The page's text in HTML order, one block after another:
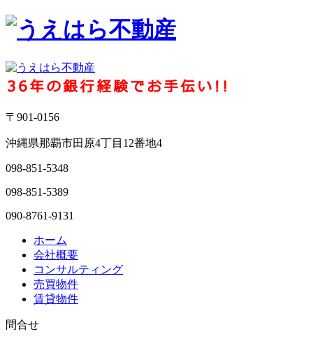
〒901-0156
沖縄県那覇市田原4丁目12番地4
098-851-5348
098-851-5389
090-8761-9131
ホーム
会社概要
コンサルティング
売買物件
賃貸物件
問合せ